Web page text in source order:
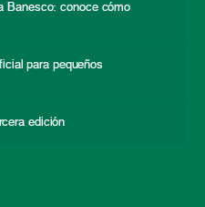
Banesco: conoce cómo
para pequeños
edición